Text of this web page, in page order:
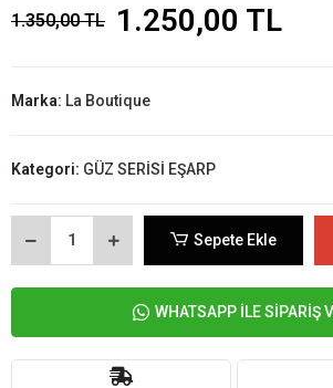
1.350,00 TL 1.250,00 TL
Marka: La Boutique
Kategori: GÜZ SERİSİ EŞARP
Sepete Ekle
WHATSAPP İLE SİPARİŞ